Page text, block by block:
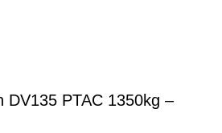
DV135 PTAC 1350kg –